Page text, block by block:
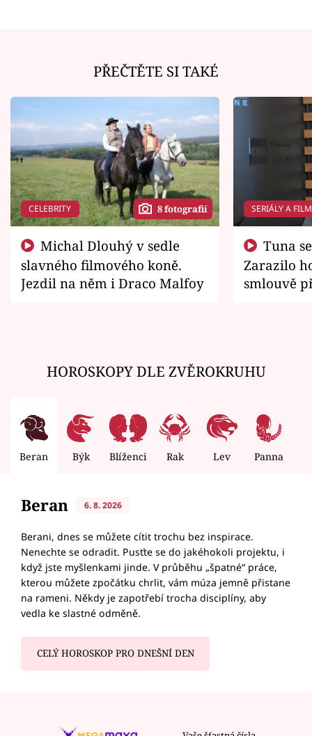
PŘEČTĚTE SI TAKÉ
CELEBRITY 8 fotografií
slavného filmového koně.
Jezdil na něm i Draco Malfoy
SERIÁLY A
Zarazilo
smlouvě
HOROSKOPY DLE ZVĚROKRUHU
Beran Býk Blíženci Rak Lev Panna
Beran 6. 8. 2026
Berani, dnes se můžete cítit trochu bez inspirace.
Nenechte se odradit. Pusťte se do jakéhokoli projektu, i
když jste myšlenkami jinde. V průběhu „špatné“ práce,
kterou můžete zpočátku chrlit, vám múza jemně přistane
na rameni. Někdy je zapotřebí trocha disciplíny, aby
vedla ke slastné odměně.
CELÝ HOROSKOP PRO DNEŠNÍ DEN